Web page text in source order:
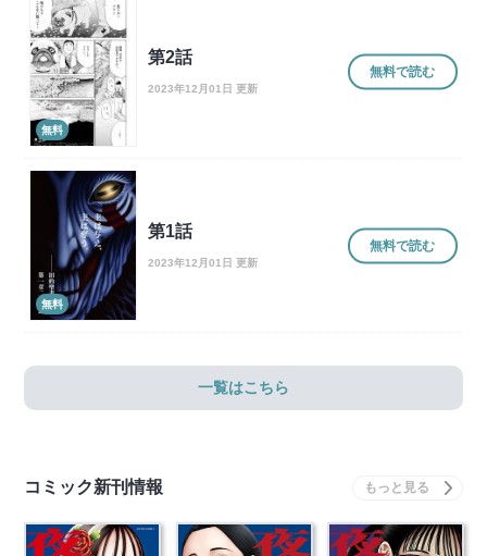
無料
第2話
2023年12月01日 更新
無料で読む
無料
第1話
2023年12月01日 更新
無料で読む
一覧はこちら
コミック新刊情報